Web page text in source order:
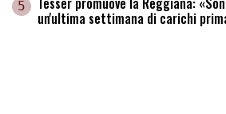
5
un'ultima settimana di carichi